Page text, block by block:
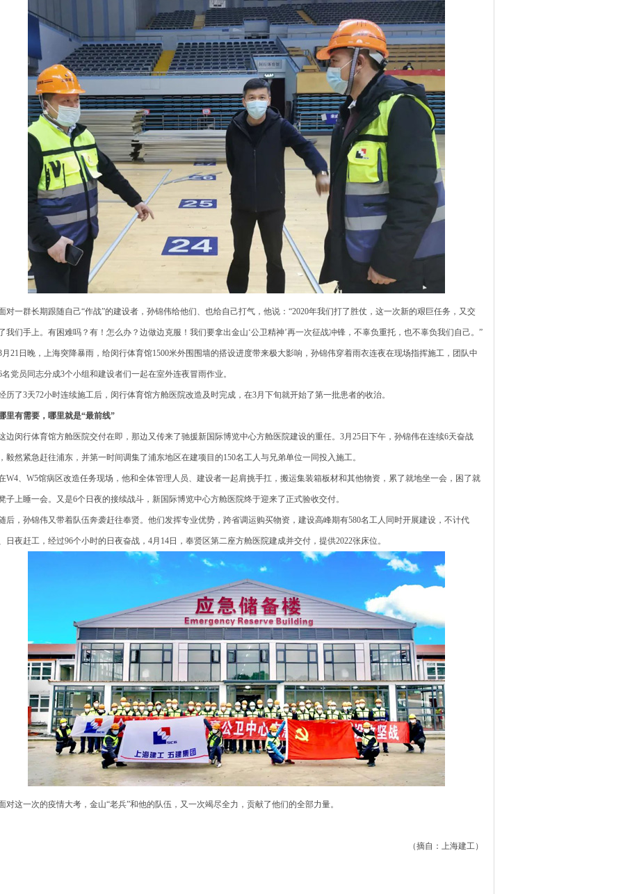
一群长期跟随自己“作战”的建设者，孙锦伟给他们、也给自己打气，他说：“2020年我们打了胜仗，这一次新的艰巨任务，又交
我们手上。有困难吗？有！怎么办？边做边克服！我们要拿出金山‘公卫精神’再一次征战冲锋，不辜负重托，也不辜负我们自己。”
21日晚，上海突降暴雨，给闵行体育馆1500米外围围墙的搭设进度带来极大影响，孙锦伟穿着雨衣连夜在现场指挥施工，团队中
名党员同志分成3个小组和建设者们一起在室外连夜冒雨作业。
了3天72小时连续施工后，闵行体育馆方舱医院改造及时完成，在3月下旬就开始了第一批患者的收治。
有需要，哪里就是“最前线”
闵行体育馆方舱医院交付在即，那边又传来了驰援新国际博览中心方舱医院建设的重任。3月25日下午，孙锦伟在连续6天奋战
毅然紧急赶往浦东，并第一时间调集了浦东地区在建项目的150名工人与兄弟单位一同投入施工。
、W5馆病区改造任务现场，他和全体管理人员、建设者一起肩挑手扛，搬运集装箱板材和其他物资，累了就地坐一会，困了就
子上睡一会。又是6个日夜的接续战斗，新国际博览中心方舱医院终于迎来了正式验收交付。
，孙锦伟又带着队伍奔袭赶往奉贤。他们发挥专业优势，跨省调运购买物资，建设高峰期有580名工人同时开展建设，不计代
日夜赶工，经过96个小时的日夜奋战，4月14日，奉贤区第二座方舱医院建成并交付，提供2022张床位。
这一次的疫情大考，金山“老兵”和他的队伍，又一次竭尽全力，贡献了他们的全部力量。
（摘自：上海建工）